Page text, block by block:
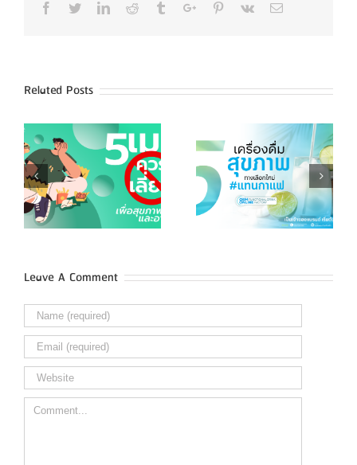
Facebook
TwitterLinkedinReddit TumblrGoogle+Pinterest
Vk Email
Related Posts
5 เครื่องดื่มสุขภาพ ทาง
เลือกใหม่แทนกาแฟ
Plant Based เมื่อเนื้อ ไม่
ได้ทำมาจากเนื้อสัตว์อีก
ต่อไป
Leave A Comment
Comment